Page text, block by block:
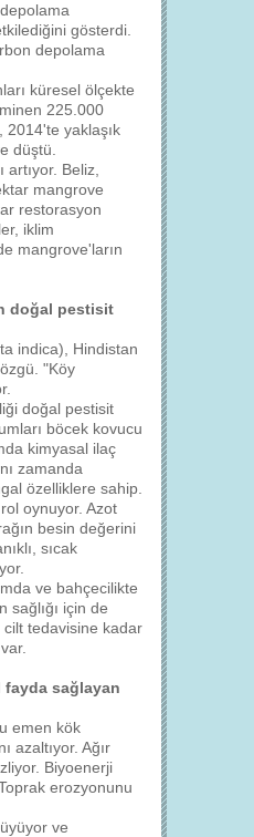
gösterdi.
depolama
küresel ölçekte
225.000
2014'te yaklaşık
düştü.
artıyor. Beliz,
mangrove
restorasyon
iklim
mangrove'ların
doğal pestisit
indica), Hindistan
"Köy
doğal pestisit
böcek kovucu
kimyasal ilaç
zamanda
özelliklere sahip.
oynuyor. Azot
besin değerini
sıcak
ve bahçecilikte
sağlığı için de
cilt tedavisine kadar
fayda sağlayan
emen kök
azaltıyor. Ağır
Biyoenerji
erozyonunu
ve